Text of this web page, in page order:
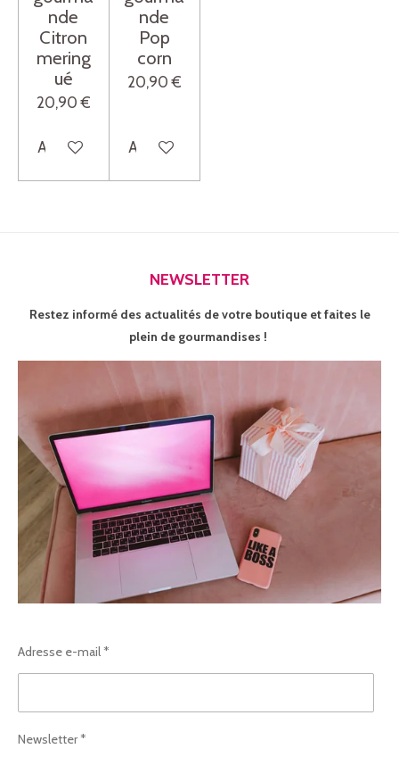
nde
Citron
mering
ué
20,90 €
Ajouter au panier
nde
Pop
corn
20,90 €
Ajouter au panier
NEWSLETTER
Restez informé des actualités de votre boutique et faites le
plein de gourmandises !
Adresse e-mail *
Newsletter *